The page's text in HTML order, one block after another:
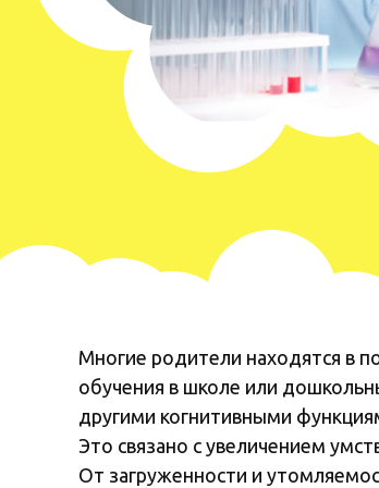
Многие родители находятся в
обучения в школе или
другими когнитивными
Это связано с увеличением
От загруженности и